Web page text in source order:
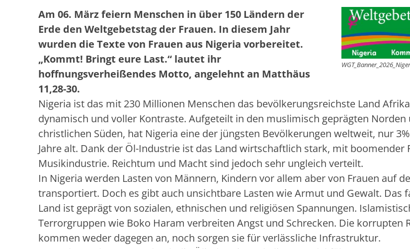
Am 06. März feiern Menschen in über 150 Ländern der
Erde den Weltgebetstag der Frauen. In diesem Jahr
wurden die Texte von Frauen aus Nigeria vorbereitet.
„Kommt! Bringt eure Last.“ lautet ihr
hoffnungsverheißendes Motto, angelehnt an Matthäus
11,28-30.
Nigeria ist das mit 230 Millionen Menschen das bevölkerungsreichste Land
dynamisch und voller Kontraste. Aufgeteilt in den muslimisch geprägten Norden
christlichen Süden, hat Nigeria eine der jüngsten Bevölkerungen weltweit, nur
Jahre alt. Dank der Öl-Industrie ist das Land wirtschaftlich stark, mit boomender
Musikindustrie. Reichtum und Macht sind jedoch sehr ungleich verteilt.
In Nigeria werden Lasten von Männern, Kindern vor allem aber von Frauen auf
transportiert. Doch es gibt auch unsichtbare Lasten wie Armut und Gewalt. Das
Land ist geprägt von sozialen, ethnischen und religiösen Spannungen.
Terrorgruppen wie Boko Haram verbreiten Angst und Schrecken. Die korrupten
kommen weder dagegen an, noch sorgen sie für verlässliche Infrastruktur.